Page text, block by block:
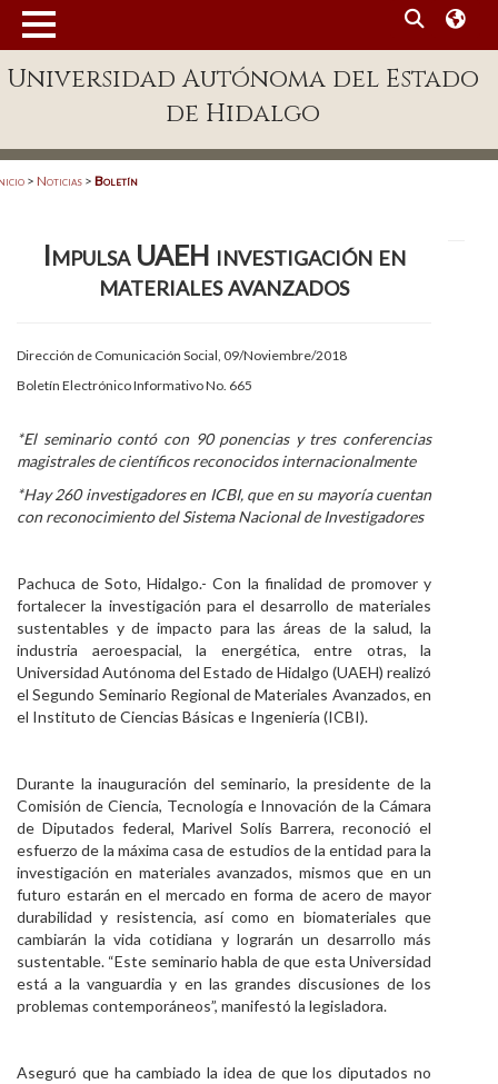
Enlaces
Patronato
Publicaciones en línea
Acreditación Internacional
Alumnado
Personal
Visitantes
Universidad Autónoma del Estado
de Hidalgo
> Noticias > Boletín
Impulsa UAEH investigación en
materiales avanzados
Dirección de Comunicación Social, 09/Noviembre/2018
Boletín Electrónico Informativo No. 665
*El seminario contó con 90 ponencias y tres conferencias
magistrales de científicos reconocidos internacionalmente
*Hay 260 investigadores en ICBI, que en su mayoría cuentan
con reconocimiento del Sistema Nacional de Investigadores
Pachuca de Soto, Hidalgo.- Con la finalidad de promover y
fortalecer la investigación para el desarrollo de materiales
sustentables y de impacto para las áreas de la salud, la
industria aeroespacial, la energética, entre otras, la
Universidad Autónoma del Estado de Hidalgo (UAEH) realizó
el Segundo Seminario Regional de Materiales Avanzados, en
el Instituto de Ciencias Básicas e Ingeniería (ICBI).
Durante la inauguración del seminario, la presidente de la
Comisión de Ciencia, Tecnología e Innovación de la Cámara
de Diputados federal, Marivel Solís Barrera, reconoció el
esfuerzo de la máxima casa de estudios de la entidad para la
investigación en materiales avanzados, mismos que en un
futuro estarán en el mercado en forma de acero de mayor
durabilidad y resistencia, así como en biomateriales que
cambiarán la vida cotidiana y lograrán un desarrollo más
sustentable. “Este seminario habla de que esta Universidad
está a la vanguardia y en las grandes discusiones de los
problemas contemporáneos”, manifestó la legisladora.
Aseguró que ha cambiado la idea de que los diputados no